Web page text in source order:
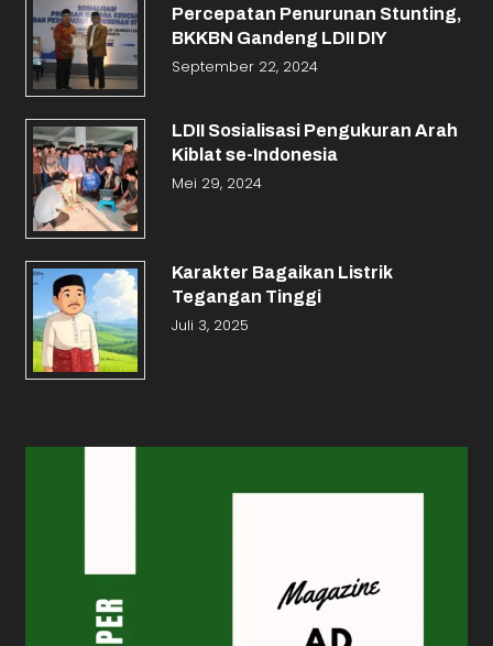
Percepatan Penurunan Stunting,
BKKBN Gandeng LDII DIY
September 22, 2024
LDII Sosialisasi Pengukuran Arah
Kiblat se-Indonesia
Mei 29, 2024
Karakter Bagaikan Listrik
Tegangan Tinggi
Juli 3, 2025